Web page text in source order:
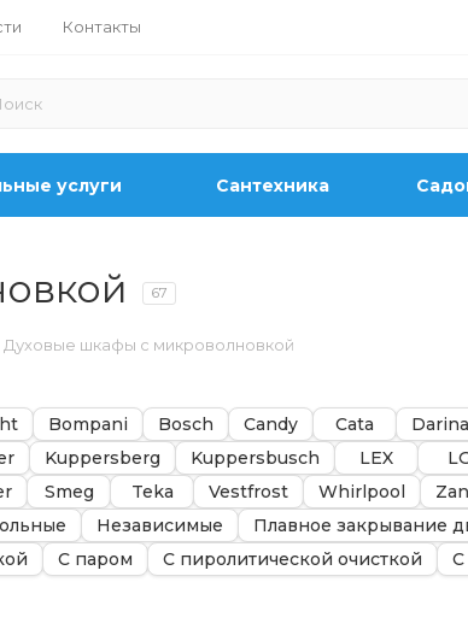
Контакты
услуги Сантехника
67
Духовые шкафы с микроволновкой
Bompani Bosch Candy Cata Darina
Kuppersberg Kuppersbusch LEX
Smeg Teka Vestfrost Whirlpool
Независимые Плавное закрывание
С паром С пиролитической очисткой С